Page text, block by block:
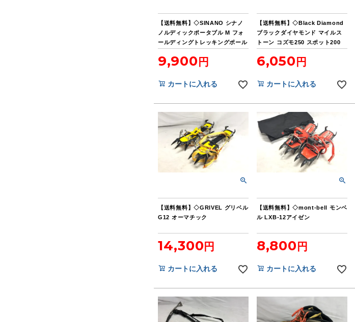
【送料無料】◇SINANO シナノ
ノルディックポータブル M フォ
ールディングトレッキングポール
9,900
カートに入れる
【送料無料】◇Black Diamond
ブラックダイヤモンド マイルス
トーン コズモ250 スポット200
プ3点
6,050
カートに入れる
【送料無料】◇GRIVEL グリベル
G12 オーマチック
14,300
カートに入れる
【送料無料】◇mont-bell モンベ
ル LXB-12アイゼン
8,800
カートに入れる